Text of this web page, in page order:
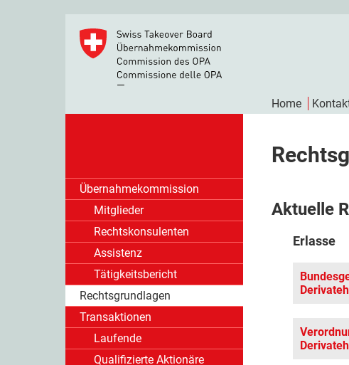
Home
Übernahmekommission
Mitglieder
Rechtskonsulenten
Assistenz
Tätigkeitsbericht
Rechtsgrundlagen
Transaktionen
Laufende
Qualifizierte Aktionäre
Aktuelle
Erlasse